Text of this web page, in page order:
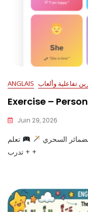
ANGLAIS تفاعلية وألعاب
Exercise –
Juin 29, 2026
السحري
تعلم
+ تدرب +